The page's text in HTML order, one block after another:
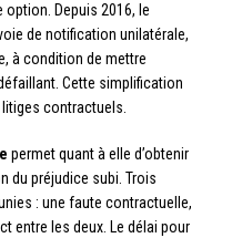
option. Depuis 2016, le
de notification unilatérale,
à condition de mettre
Cette simplification
contractuels.
permet quant à elle d’obtenir
du préjudice subi. Trois
: une faute contractuelle,
entre les deux. Le délai pour